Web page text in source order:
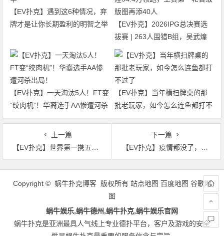
【EV扑克】遇到这6种情况，弃
牌才是让你长期盈利的明智之举
【EV扑克】2026IPG总决赛选
拔赛 | 263人围猎B组，吴武煌
54.4万领跑，主赛第一轮晋级版
【EV扑克】一天淘汰5人！FT变
“绞肉机”！华裔选手AA惨遭河杀
出局！
【EV扑克】当年横扫牌桌的那
批老玩家，如今怎么连鱼都打不
过了
上一篇
【EV扑克】世界第一携五大金手链得主，祝大家新年快乐！AApoker “天下无贼”，开启扑克新纪元！
下一篇
【EV扑克】疫情都没了，上桌打牌还需要戴口罩吗？
文
Copyright © 蜗牛扑克博客 版权所有 站点地图 百度地图 谷歌地
图
蜗牛娱乐,蜗牛德州,蜗牛扑克,蜗牛娱乐官网
蜗牛扑克是亚洲最具人气线上专业德扑平台，客户及游戏的安全